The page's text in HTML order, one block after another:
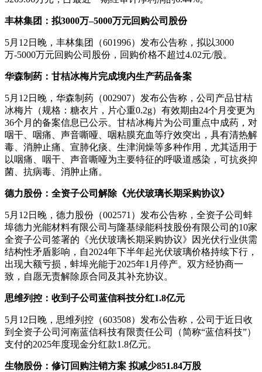
丰林集团：拟3000万–5000万元回购公司股份
5月12日晚，丰林集团（601996）发布公告称，拟以3000
万-5000万元回购公司股份，回购价格不超过4.02元/股。
华森制药：甘桔冰梅片完成境内生产药品备案
5月12日晚，华森制药（002907）发布公告称，公司产品甘桔
冰梅片（规格：糖衣片，片心重0.2g）有效期由24个月变更为
36个月的备案信息已公示。甘桔冰梅片为公司重点中成药，对
咽干、咽痛、声音嘶哑、咽粘膜充血等疗效突出，具有清热解
毒、消肿止痛、宣肺化痰、生津润燥等多种作用，尤其适用于
以咽痛、咽干、声音嘶哑为主要特征的呼吸道感染，可抗炎抑
菌、抗病毒、消肿止痛。
德力股份：全资子公司解除《光伏玻璃长期采购协议》
5月12日晚，德力股份（002571）发布公告称，全资子公司蚌
埠德力光能材料有限公司与隆基绿能科技股份有限公司的10家
全资子公司签署的《光伏玻璃长期采购协议》因光伏行业供需
结构性矛盾影响，自2024年下半年起光伏玻璃价格持续下行，
出现大额亏损，蚌埠光能于2025年1月停产。双方经协商一
致，自愿无责解除原合同及其补充协议。
思维列控：收到子公司蓝信科技分红1.8亿元
5月12日晚，思维列控（603508）发布公告称，公司于近日收
到全资子公司河南蓝信科技有限责任公司（简称“蓝信科技”）
支付的2025年度现金分红款1.8亿元。
生物股份： 修订回购注销方案 拟减少851.84万股